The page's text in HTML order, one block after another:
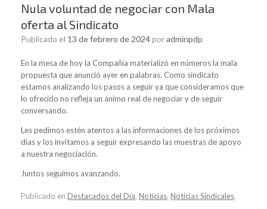
Nula voluntad de negociar con Mala
oferta al Sindicato
Publicado el 13 de febrero de 2024poradminpdp
En la mesa de hoy la Compañía materializó en números la mala
propuesta que anunció ayer en palabras. Como sindicato
estamos analizando los pasos a seguir ya que consideramos que
lo ofrecido no refleja un ánimo real de negociar y de seguir
conversando.
Les pedimos estén atentos a las informaciones de los próximos
días y los invitamos a seguir expresando las muestras de apoyo
a nuestra negociación.
Juntos seguimos avanzando.
Publicado en Destacados del Día, Noticias, Noticias Sindicales.